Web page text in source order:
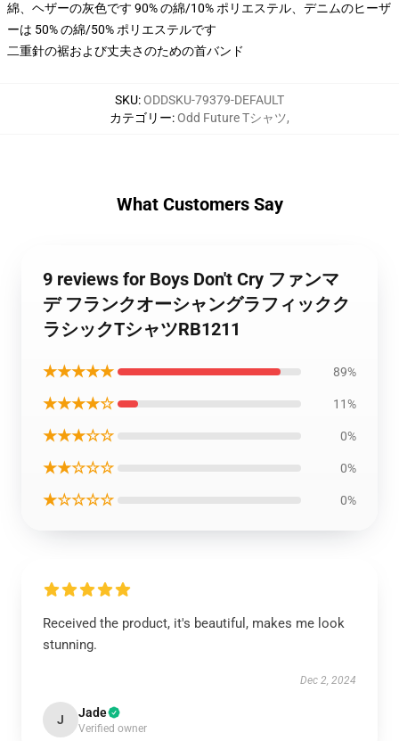
綿、ヘザーの灰色です 90% の綿/10% ポリエステル、デニムのヒーザ
ーは 50% の綿/50% ポリエステルです
二重針の裾および丈夫さのための首バンド
SKU:ODDSKU-79379-DEFAULT
カテゴリー:Odd Future Tシャツ,
What Customers Say
9 reviews for Boys Don't Cry ファンマ
デ フランクオーシャングラフィックク
ラシックTシャツRB1211
★★★★★ 89%
★★★★☆ 11%
★★★☆☆ 0%
★★☆☆☆ 0%
★☆☆☆☆ 0%
Received the product, it's beautiful, makes me look
stunning.
Dec 2, 2024
J Jade
Verified owner